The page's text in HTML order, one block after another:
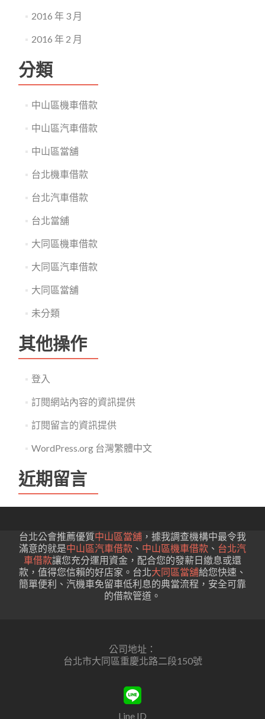
2016 年 3 月
2016 年 2 月
分類
中山區機車借款
中山區汽車借款
中山區當舖
台北機車借款
台北汽車借款
台北當舖
大同區機車借款
大同區汽車借款
大同區當舖
未分類
其他操作
登入
訂閱網站內容的資訊提供
訂閱留言的資訊提供
WordPress.org 台灣繁體中文
近期留言
台北公會推薦優質中山區當舖 ，據我調查機構中最令我
滿意的就是中山區汽車借款 、 中山區機車借款 、 台北汽
車借款讓您充分運用資金，配合您的發薪日繳息或還
款，值得您信賴的好店家。台北大同區當舖給您快速、
簡單便利、汽機車免留車低利息的典當流程，安全可靠
的借款管道。
公司地址：
台北市大同區重慶北路二段150號
Line ID